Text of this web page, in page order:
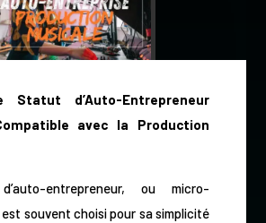
Statut d’Auto-Entrepreneur
avec la Production
entrepreneur, ou micro-
souvent choisi pour sa simplicité